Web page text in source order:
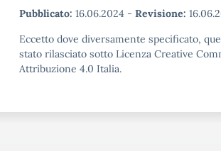
Pubblicato: 16.06.2024 - Revisione:
Eccetto dove diversamente specificato,
stato rilasciato sotto Licenza Creative
Attribuzione 4.0 Italia.